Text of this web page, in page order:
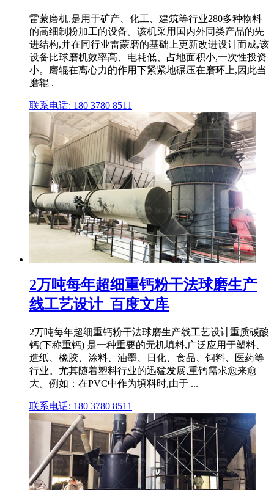
雷蒙磨机,是用于矿产、化工、建筑等行业280多种物料
的高细制粉加工的设备。该机采用国内外同类产品的先
进结构,并在同行业雷蒙磨的基础上更新改进设计而成,该
设备比球磨机效率高、电耗低、占地面积小,一次性投资
小。磨辊在离心力的作用下紧紧地碾压在磨环上,因此当
磨辊 .
联系电话: 180 3780 8511
2万吨每年超细重钙粉干法球磨生产
线工艺设计_百度文库
2万吨每年超细重钙粉干法球磨生产线工艺设计重质碳酸
钙(下称重钙) 是一种重要的无机填料,广泛应用于塑料、
造纸、橡胶、涂料、油墨、日化、食品、饲料、医药等
行业。尤其随着塑料行业的迅猛发展,重钙需求愈来愈
大。例如：在PVC中作为填料时,由于 ...
联系电话: 180 3780 8511